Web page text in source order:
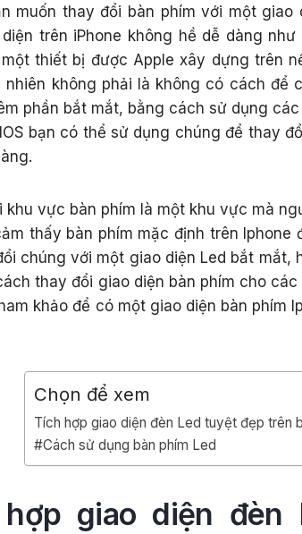
muốn thay đổi bàn phím với một
trên iPhone không hề dễ dàng
một thiết bị được Apple xây dựng trên
nhiên không phải là không có cách để
phần bắt mắt, bằng cách sử dụng
bạn có thể sử dụng chúng để thay
khu vực bàn phím là một khu vực mà
thấy bàn phím mặc định trên Iphone
chúng với một giao diện Led bắt mắt,
thay đổi giao diện bàn phím cho
khảo để có một giao diện bàn phím
Chọn để xem
Tích hợp giao diện đèn Led tuyệt đẹp trên
#Cách sử dụng bàn phím Led
giao diện đèn